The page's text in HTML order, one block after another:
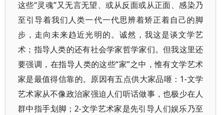
这些“灵魂”又无言无望、或从反面或从正面、感染乃
至引导着我们人类一代一代思辨着矫正着自己的脚
步，走向未来趋近光明的。诚然，我这是谈文学艺
术；指导人类的还有社会学家哲学家们。但我这里还
要强调，在指导人类的这些“家”之中，惟有文学艺术
家是最值得信靠的。原因有五点供大家品咂：1-文学
艺术家从不像政治家强迫人们听话做事，也极少在人
群中指手划脚；2-文学艺术家是先引导人们娱乐乃至